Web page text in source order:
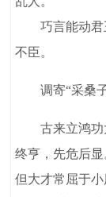
巧言能动君
不臣。
调寄“采桑
古来立鸿功
终亨，先危后
但大才常屈于